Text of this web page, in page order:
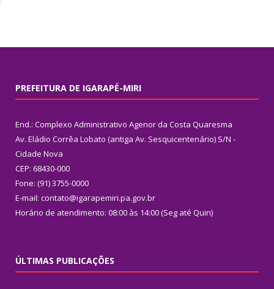
PREFEITURA DE IGARAPÉ-MIRI
End.: Complexo Administrativo Agenor da Costa Quaresma
Av. Eládio Corrêa Lobato (antiga Av. Sesquicentenário) S/N -
Cidade Nova
CEP: 68430-000
Fone: (91) 3755-0000
E-mail: contato@igarapemiri.pa.gov.br
Horário de atendimento: 08:00 às 14:00 (Seg até Quin)
ÚLTIMAS PUBLICAÇÕES